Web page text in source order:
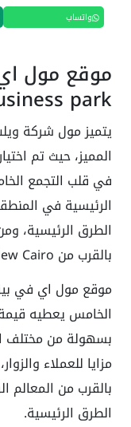
واتساب
park
يتميز مول شركة
في قلب التجمع
الرئيسية في
الطرق الرئيسية،
بالقرب من Iv Business New Cairo هو
موقع مول اي في
الخامس يعطيه
بسهولة من مختلف
مزايا للعملاء
بالقرب من المعالم
الطرق الرئيسية.